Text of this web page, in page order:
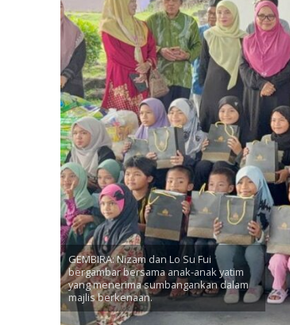
GEMBIRA: Nizam dan Lo Su Fui
bergambar bersama anak-anak yatim
yang menerima sumbangankan dalam
majlis berkenaan.